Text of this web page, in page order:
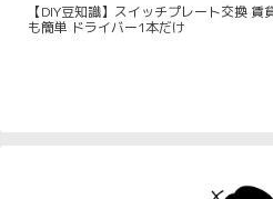
【DIY豆知識】スイッチプレート交換 賃
も簡単 ドライバー1本だけ